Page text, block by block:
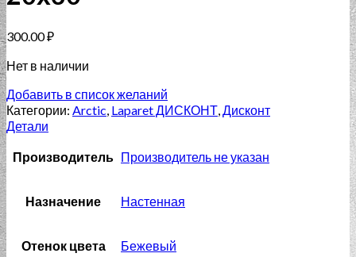
300.00₽
Нет в наличии
Добавить в список желаний
Категории: Arctic, Laparet ДИСКОНТ,Дисконт
Детали
Производитель Производитель не указан
Назначение Настенная
Отенок цвета Бежевый